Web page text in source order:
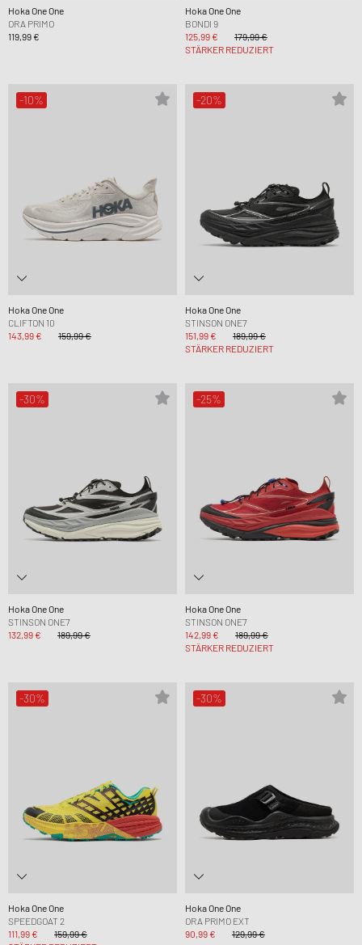
Hoka One One
ORA PRIMO
119,99 €
Hoka One One
BONDI 9
125,99 €
179,99 €
STÄRKER REDUZIERT
-10%
Hoka One One
CLIFTON 10
143,99 €
159,99 €
-20%
Hoka One One
STINSON ONE7
151,99 €
189,99 €
STÄRKER REDUZIERT
-30%
Hoka One One
STINSON ONE7
132,99 €
189,99 €
-25%
Hoka One One
STINSON ONE7
142,99 €
189,99 €
STÄRKER REDUZIERT
-30%
Hoka One One
SPEEDGOAT 2
111,99 €
159,99 €
-30%
Hoka One One
ORA PRIMO EXT
90,99 €
129,99 €